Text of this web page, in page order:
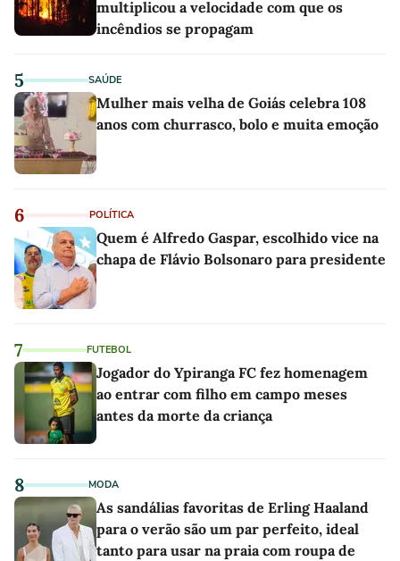
multiplicou a velocidade com que os
incêndios se propagam
5 SAÚDE
Mulher mais velha de Goiás celebra 108
anos com churrasco, bolo e muita emoção
6 POLÍTICA
Quem é Alfredo Gaspar, escolhido vice na
chapa de Flávio Bolsonaro para presidente
7 FUTEBOL
Jogador do Ypiranga FC fez homenagem
ao entrar com filho em campo meses
antes da morte da criança
8 MODA
As sandálias favoritas de Erling Haaland
para o verão são um par perfeito, ideal
tanto para usar na praia com roupa de